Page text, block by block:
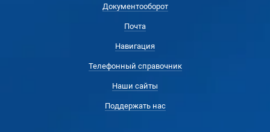
Документооборот
Почта
Навигация
Телефонный справочник
Наши сайты
Поддержать нас